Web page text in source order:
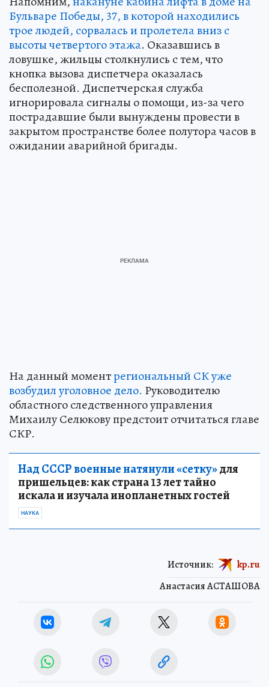
Бульваре Победы, 37, в которой находились
трое людей, сорвалась и пролетела вниз с
высоты четвертого этажа. Оказавшись в
ловушке, жильцы столкнулись с тем, что
кнопка вызова диспетчера оказалась
бесполезной. Диспетчерская служба
игнорировала сигналы о помощи, из-за чего
пострадавшие были вынуждены провести в
закрытом пространстве более полутора часов в
ожидании аварийной бригады.
На данный моментрегиональный СК уже
возбудил уголовное дело. Руководителю
областного следственного управления
Михаилу Селюкову предстоит отчитаться главе
СКР.
Над СССР военные натянули «сетку»для
пришельцев: как страна 13 лет тайно
искала и изучала инопланетных гостей
НАУКА
Анастасия АСТАШОВА
Источник: kp.ru